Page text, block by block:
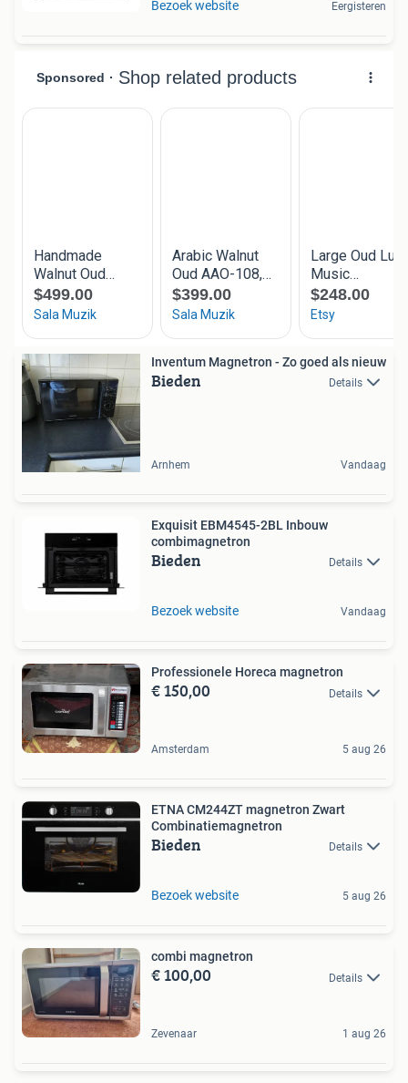
Bezoek website Eergisteren
Inventum Magnetron - Zo goed als nieuw
Bieden Details
Arnhem Vandaag
Exquisit EBM4545-2BL Inbouw
combimagnetron
Bieden Details
Bezoek website Vandaag
Professionele Horeca magnetron
€ 150,00 Details
Amsterdam 5 aug 26
ETNA CM244ZT magnetron Zwart
Combinatiemagnetron
Bieden Details
Bezoek website 5 aug 26
combi magnetron
€ 100,00 Details
Zevenaar 1 aug 26